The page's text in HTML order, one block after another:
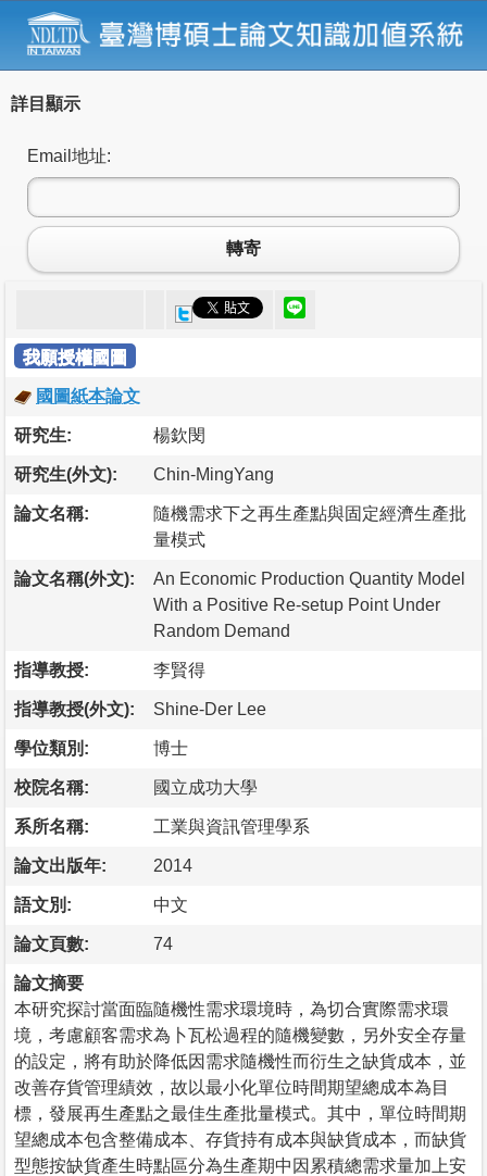
詳目顯示
Email地址:
轉寄
我願授權國圖
國圖紙本論文
研究生: 楊欽閔
研究生(外文): Chin-MingYang
論文名稱:
隨機需求下之再生產點與固定經濟生產批
量模式
論文名稱(外文):
An Economic Production Quantity Model
With a Positive Re-setup Point Under
Random Demand
指導教授: 李賢得
指導教授(外文): Shine-Der Lee
學位類別: 博士
校院名稱: 國立成功大學
系所名稱: 工業與資訊管理學系
論文出版年: 2014
語文別: 中文
論文頁數: 74
論文摘要
本研究探討當面臨隨機性需求環境時，為切合實際需求環
境，考慮顧客需求為卜瓦松過程的隨機變數，另外安全存量
的設定，將有助於降低因需求隨機性而衍生之缺貨成本，並
改善存貨管理績效，故以最小化單位時間期望總成本為目
標，發展再生產點之最佳生產批量模式。其中，單位時間期
望總成本包含整備成本、存貨持有成本與缺貨成本，而缺貨
型態按缺貨產生時點區分為生產期中因累積總需求量加上安